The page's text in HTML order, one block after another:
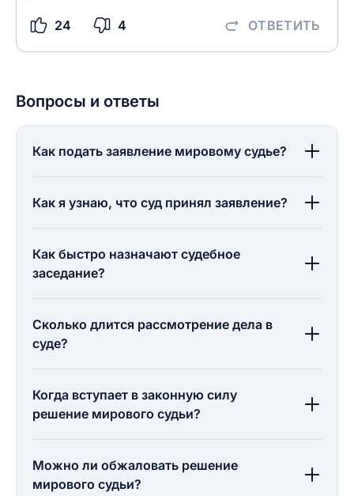
24 4 ОТВЕТИТЬ
Вопросы и ответы
Как подать заявление мировому судье?
Как я узнаю, что суд принял заявление?
Как быстро назначают судебное
заседание?
Сколько длится рассмотрение дела в
суде?
Когда вступает в законную силу
решение мирового судьи?
Можно ли обжаловать решение
мирового судьи?